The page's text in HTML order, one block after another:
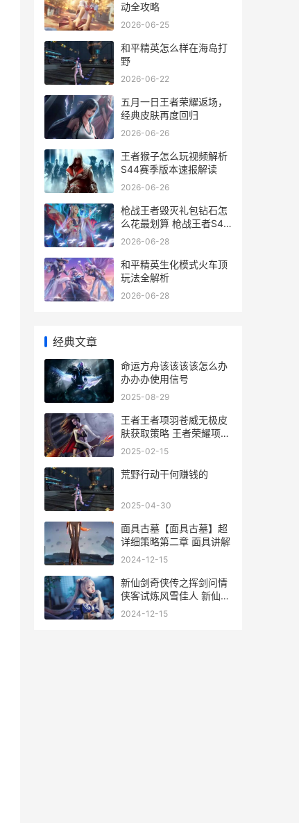
动全攻略
2026-06-25
和平精英怎么样在海岛打
野
2026-06-22
五月一日王者荣耀返场，
经典皮肤再度回归
2026-06-26
王者猴子怎么玩视频解析
S44赛季版本速报解读
2026-06-26
枪战王者毁灭礼包钻石怎
么花最划算 枪战王者S44
新手必看攻略
2026-06-28
和平精英生化模式火车顶
玩法全解析
2026-06-28
经典文章
命运方舟该该该该怎么办
办办办使用信号
2025-08-29
王者王者项羽苍威无极皮
肤获取策略 王者荣耀项羽
的苍穹皮肤值得买吗
2025-02-15
荒野行动干何赚钱的
2025-04-30
面具古墓【面具古墓】超
详细策略第二章 面具讲解
2024-12-15
新仙剑奇侠传之挥剑问情
侠客试炼风雪佳人 新仙剑
奇侠传之挥剑问情宝箱在
2024-12-15